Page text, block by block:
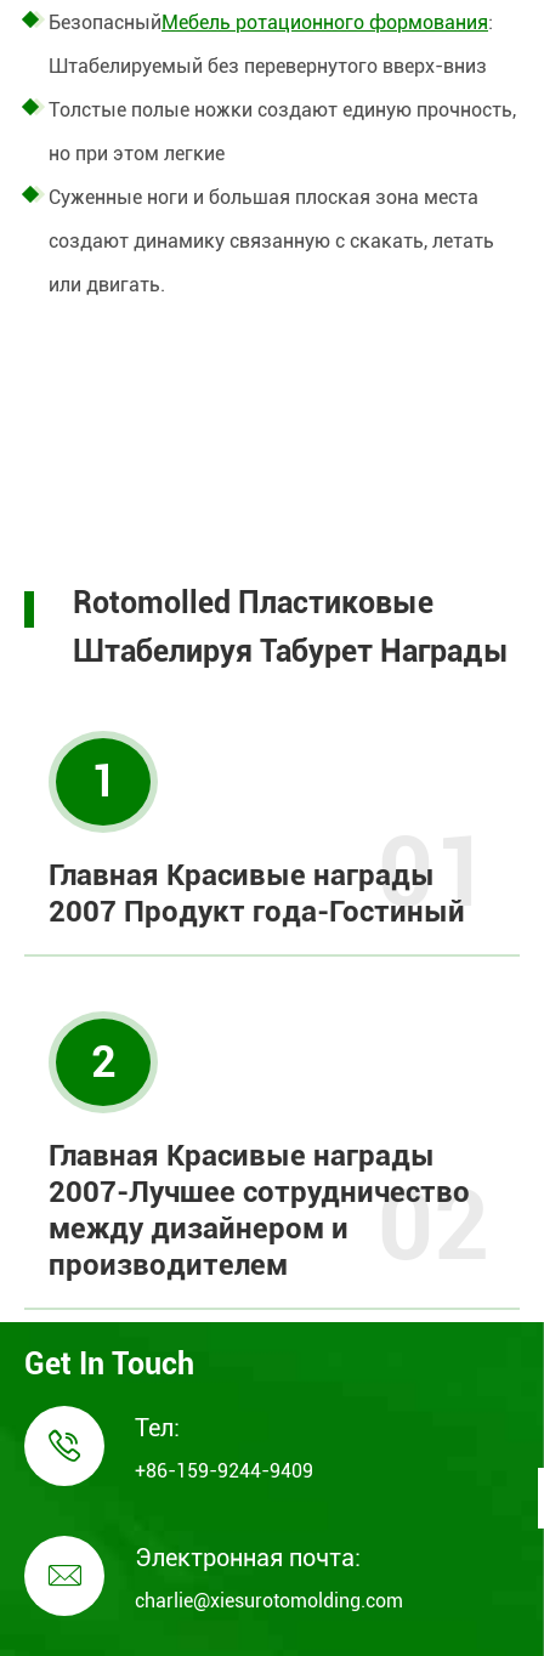
БезопасныйМебель ротационного формования:
Штабелируемый без перевернутого вверх-вниз
Толстые полые ножки создают единую прочность,
но при этом легкие
Суженные ноги и большая плоская зона места
создают динамику связанную с скакать, летать
или двигать.
Rotomolled Пластиковые
Штабелируя Табурет Награды
1
Главная Красивые награды
2007 Продукт года-Гостиный
01
2
Главная Красивые награды
2007-Лучшее сотрудничество
между дизайнером и
производителем
02
Get In Touch
 Тел:
+86-159-9244-9409
 Электронная почта:
charlie@xiesurotomolding.com